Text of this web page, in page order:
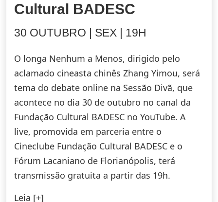
Cultural BADESC
30 OUTUBRO | SEX | 19H
O longa Nenhum a Menos, dirigido pelo
aclamado cineasta chinês Zhang Yimou, será
tema do debate online na Sessão Divã, que
acontece no dia 30 de outubro no canal da
Fundação Cultural BADESC no YouTube. A
live, promovida em parceria entre o
Cineclube Fundação Cultural BADESC e o
Fórum Lacaniano de Florianópolis, terá
transmissão gratuita a partir das 19h.
Leia [+]